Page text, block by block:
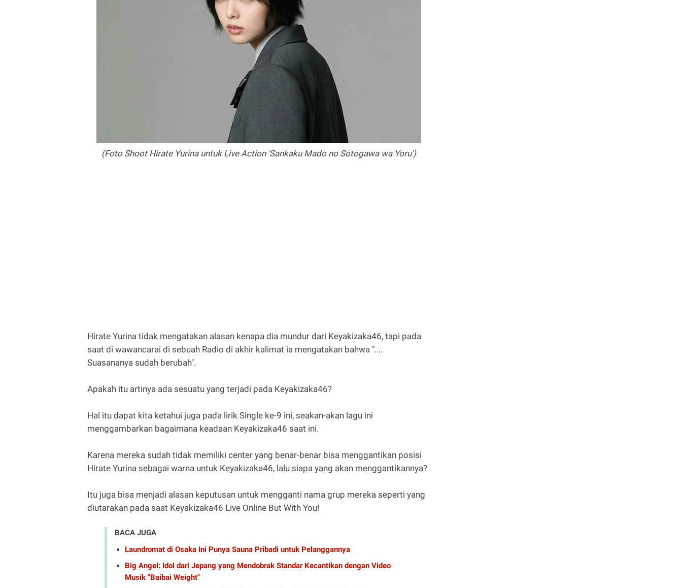
(Foto Shoot Hirate Yurina untuk Live Action 'Sankaku Mado no Sotogawa wa Yoru')
Hirate Yurina tidak mengatakan alasan kenapa dia mundur dari Keyakizaka46, tapi pada
saat di wawancarai di sebuah Radio di akhir kalimat ia mengatakan bahwa "....
Suasananya sudah berubah".
Apakah itu artinya ada sesuatu yang terjadi pada Keyakizaka46?
Hal itu dapat kita ketahui juga pada lirik Single ke-9 ini, seakan-akan lagu ini
menggambarkan bagaimana keadaan Keyakizaka46 saat ini.
Karena mereka sudah tidak memiliki center yang benar-benar bisa menggantikan posisi
Hirate Yurina sebagai warna untuk Keyakizaka46, lalu siapa yang akan menggantikannya?
Itu juga bisa menjadi alasan keputusan untuk mengganti nama grup mereka seperti yang
diutarakan pada saat Keyakizaka46 Live Online But With You!
BACA JUGA
Laundromat di Osaka Ini Punya Sauna Pribadi untuk Pelanggannya
Big Angel: Idol dari Jepang yang Mendobrak Standar Kecantikan dengan Video
Musik "Baibai Weight"